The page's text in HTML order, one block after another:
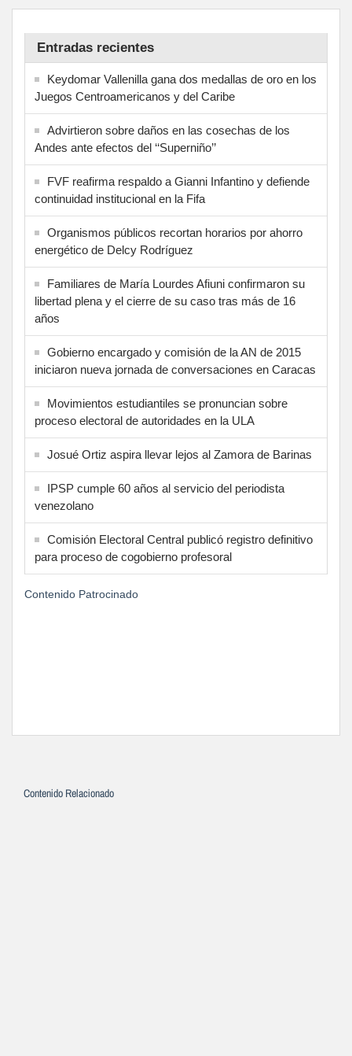
Entradas recientes
Keydomar Vallenilla gana dos medallas de oro en los
Juegos Centroamericanos y del Caribe
Advirtieron sobre daños en las cosechas de los
Andes ante efectos del ‘‘Superniño’’
FVF reafirma respaldo a Gianni Infantino y defiende
continuidad institucional en la Fifa
Organismos públicos recortan horarios por ahorro
energético de Delcy Rodríguez
Familiares de María Lourdes Afiuni confirmaron su
libertad plena y el cierre de su caso tras más de 16
años
Gobierno encargado y comisión de la AN de 2015
iniciaron nueva jornada de conversaciones en Caracas
Movimientos estudiantiles se pronuncian sobre
proceso electoral de autoridades en la ULA
Josué Ortiz aspira llevar lejos al Zamora de Barinas
IPSP cumple 60 años al servicio del periodista
venezolano
Comisión Electoral Central publicó registro definitivo
para proceso de cogobierno profesoral
Contenido Patrocinado
Contenido Relacionado